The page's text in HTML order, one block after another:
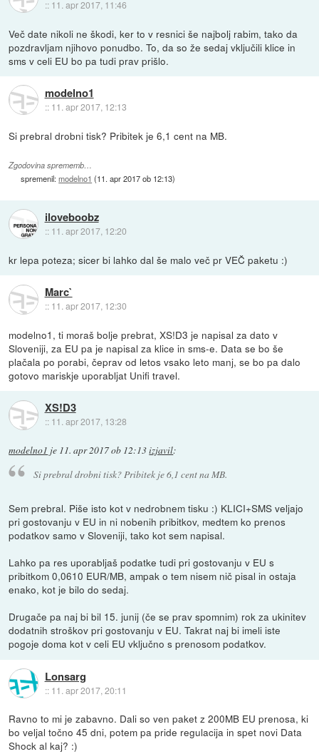
:: 11. apr 2017, 11:46
Več date nikoli ne škodi, ker to v resnici še najbolj rabim, tako da
pozdravljam njihovo ponudbo. To, da so že sedaj vključili klice in
sms v celi EU bo pa tudi prav prišlo.
modelno1
:: 11. apr 2017, 12:13
Si prebral drobni tisk? Pribitek je 6,1 cent na MB.
Zgodovina sprememb…
spremenil:modelno1 (11. apr 2017 ob 12:13)
iloveboobz
:: 11. apr 2017, 12:20
kr lepa poteza; sicer bi lahko dal še malo več pr VEČ paketu :)
Marc`
:: 11. apr 2017, 12:30
modelno1, ti moraš bolje prebrat, XS!D3 je napisal za dato v
Sloveniji, za EU pa je napisal za klice in sms-e. Data se bo še
plačala po porabi, čeprav od letos vsako leto manj, se bo pa dalo
gotovo mariskje uporabljat Unifi travel.
XS!D3
:: 11. apr 2017, 13:28
modelno1 je 11. apr 2017 ob 12:13izjavil:
Si prebral drobni tisk? Pribitek je 6,1 cent na MB.
Sem prebral. Piše isto kot v nedrobnem tisku :) KLICI+SMS veljajo
pri gostovanju v EU in ni nobenih pribitkov, medtem ko prenos
podatkov samo v Sloveniji, tako kot sem napisal.
Lahko pa res uporabljaš podatke tudi pri gostovanju v EU s
pribitkom 0,0610 EUR/MB, ampak o tem nisem nič pisal in ostaja
enako, kot je bilo do sedaj.
Drugače pa naj bi bil 15. junij (če se prav spomnim) rok za ukinitev
dodatnih stroškov pri gostovanju v EU. Takrat naj bi imeli iste
pogoje doma kot v celi EU vključno s prenosom podatkov.
Lonsarg
:: 11. apr 2017, 20:11
Ravno to mi je zabavno. Dali so ven paket z 200MB EU prenosa, ki
bo veljal točno 45 dni, potem pa pride regulacija in spet novi Data
Shock al kaj? :)